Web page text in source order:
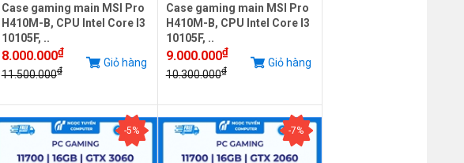
Case gaming main MSI Pro
H410M-B, CPU Intel Core I3
10105F, ..
8.000.000₫
11.500.000₫
Giỏ hàng
Case gaming main MSI Pro
H410M-B, CPU Intel Core I3
10105F, ..
9.000.000₫
10.300.000₫
Giỏ hàng
-5% -7%